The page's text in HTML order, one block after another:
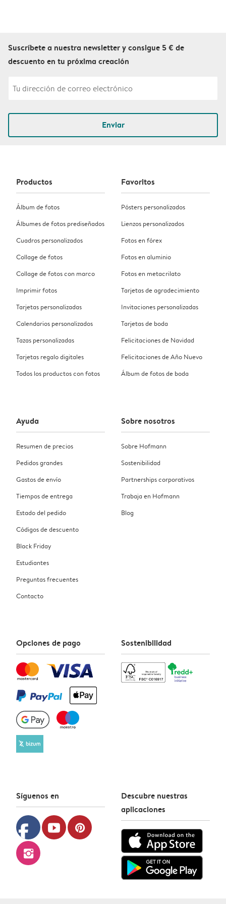
Suscríbete a nuestra newsletter y consigue 5 € de
descuento en tu próxima creación
Enviar
Productos
Álbum de fotos
Álbumes de fotos prediseñados
Cuadros personalizados
Collage de fotos
Collage de fotos con marco
Imprimir fotos
Tarjetas personalizadas
Calendarios personalizados
Tazas personalizadas
Tarjetas regalo digitales
Todos los productos con fotos
Favoritos
Pósters personalizados
Lienzos personalizados
Fotos en fórex
Fotos en aluminio
Fotos en metacrilato
Tarjetas de agradecimiento
Invitaciones personalizadas
Tarjetas de boda
Felicitaciones de Navidad
Felicitaciones de Año Nuevo
Álbum de fotos de boda
Ayuda
Resumen de precios
Pedidos grandes
Gastos de envío
Tiempos de entrega
Estado del pedido
Códigos de descuento
Black Friday
Estudiantes
Preguntas frecuentes
Contacto
Sobre nosotros
Sobre Hofmann
Sostenibilidad
Partnerships corporativos
Trabaja en Hofmann
Blog
Opciones de pago Sostenibilidad
Síguenos en
facebook youtube pinterest
instagram
Descubre nuestras
aplicaciones